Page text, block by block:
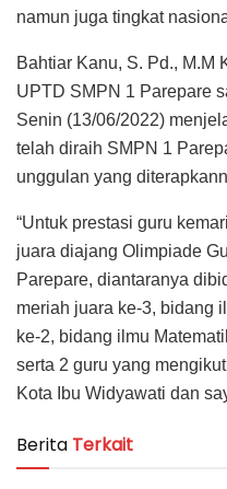
namun juga tingkat
Bahtiar Kanu, S. Pd., M.M
UPTD SMPN 1 Parepare
Senin (13/06/2022)
telah diraih SMPN 1
unggulan yang
“Untuk prestasi guru
juara diajang Olimpiade
Parepare, diantaranya
meriah juara ke-3, bidang
ke-2, bidang ilmu
serta 2 guru yang
Kota Ibu Widyawati dan
Berita Terkait